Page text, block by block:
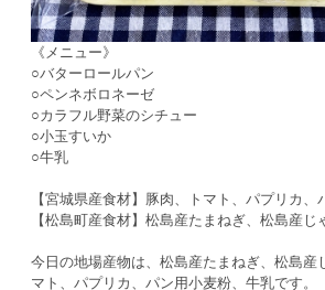
《メニュー》
○バターロールパン
○ペンネボロネーゼ
○カラフル野菜のシチュー
○小玉すいか
○牛乳
【宮城県産食材】豚肉、トマト、パプリカ
【松島町産食材】松島産たまねぎ、松島産じ
今日の地場産物は、松島産たまねぎ、松島産
マト、パプリカ、パン用小麦粉、牛乳です。